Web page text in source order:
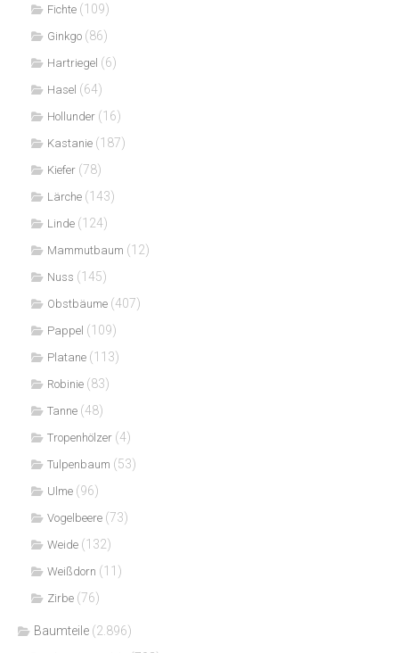
Fichte (109)
Ginkgo (86)
Hartriegel (6)
Hasel (64)
Hollunder (16)
Kastanie (187)
Kiefer (78)
Lärche (143)
Linde (124)
Mammutbaum (12)
Nuss (145)
Obstbäume (407)
Pappel (109)
Platane (113)
Robinie (83)
Tanne (48)
Tropenhölzer (4)
Tulpenbaum (53)
Ulme (96)
Vogelbeere (73)
Weide (132)
Weißdorn (11)
Zirbe (76)
Baumteile (2.896)